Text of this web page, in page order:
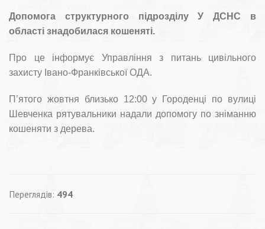
Допомога структурного підрозділу У ДСНС в
області знадобилася кошеняті.
Про це інформує Управління з питань цивільного
захисту Івано-Франківської ОДА.
П’ятого жовтня близько 12:00 у Городенці по вулиці
Шевченка рятувальники надали допомогу по зніманню
кошеняти з дерева.
Переглядів: 494